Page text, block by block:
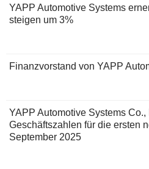
YAPP Automotive Systems
steigen um 3%
Finanzvorstand von YAPP
YAPP Automotive Systems Co.,
Geschäftszahlen für die ersten
September 2025